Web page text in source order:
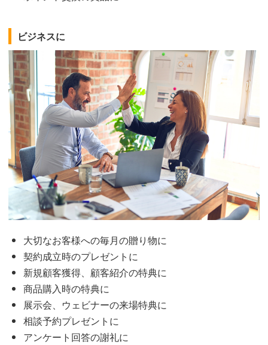
ビジネスに
大切なお客様への毎月の贈り物に
契約成立時のプレゼントに
新規顧客獲得、顧客紹介の特典に
商品購入時の特典に
展示会、ウェビナーの来場特典に
相談予約プレゼントに
アンケート回答の謝礼に